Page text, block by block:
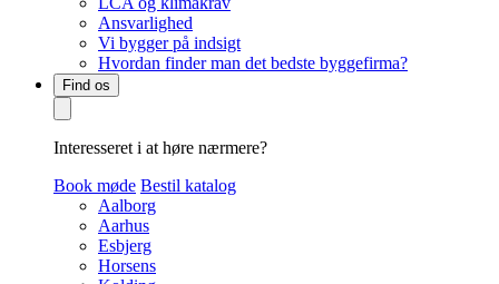
Ansvarlighed
Vi bygger på indsigt
Hvordan finder man det bedste byggefirma?
Find os
Interesseret i at høre nærmere?
Book møde Bestil katalog
Aalborg
Aarhus
Esbjerg
Horsens